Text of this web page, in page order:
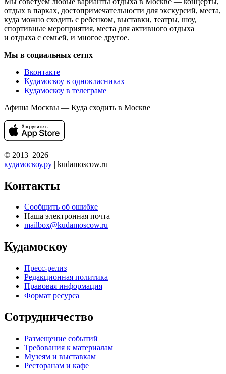
отдых в парках, достопримечательности для экскурсий, места,
куда можно сходить с ребенком, выставки, театры, шоу,
спортивные мероприятия, места для активного отдыха
и отдыха с семьей, и многое другое.
Мы в социальных сетях
Вконтакте
Кудамоскоу в однокласниках
Кудамоскоу в телеграме
Афиша Москвы — Куда сходить в Москве
© 2013–2026
кудамоскоу.ру | kudamoscow.ru
Контакты
Сообщить об ошибке
Наша электронная почта
mailbox@kudamoscow.ru
Кудамоскоу
Пресс-релиз
Редакционная политика
Правовая информация
Формат ресурса
Сотрудничество
Размещение событий
Требования к материалам
Музеям и выставкам
Ресторанам и кафе